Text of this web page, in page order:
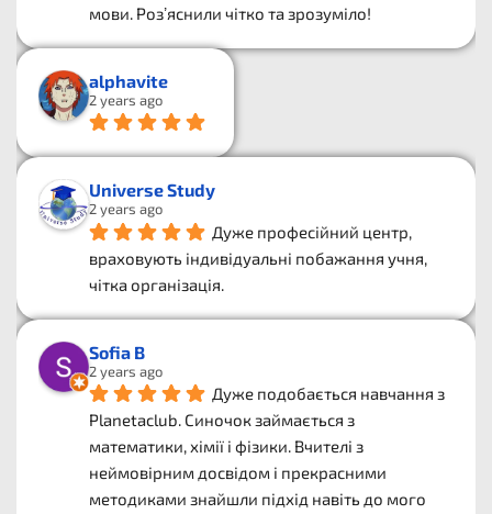
мови. Розʼяснили чітко та зрозуміло!
alphavite
2 years ago
Universe Study
2 years ago
Дуже професійний центр,
враховують індивідуальні побажання учня,
чітка організація.
Sofia B
2 years ago
Дуже подобається навчання з
Planetaclub. Синочок займається з
математики, хімії і фізики. Вчителі з
неймовірним досвідом і прекрасними
методиками знайшли підхід навіть до мого